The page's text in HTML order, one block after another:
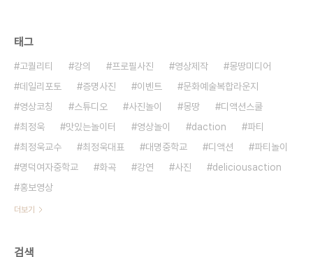
태그
고퀄리티 강의 프로필사진 영상제작
몽땅미디어
데일리포토
증명사진 이벤트
문화예술복합라운지
영상코칭
스튜디오 사진놀이 몽땅
디액션스쿨
최정욱
맛있는놀이터 영상놀이 daction
파티
최정욱교수
최정욱대표 대명중학교 디액션
파티놀이
명덕여자중학교
화곡 강연 사진
deliciousaction
홍보영상
더보기
검색